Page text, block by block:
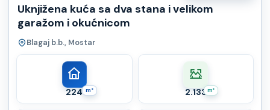
Uknjižena kuća sa dva stana i velikom
garažom i okućnicom
Blagaj b.b., Mostar
m²
224 m²
2.133